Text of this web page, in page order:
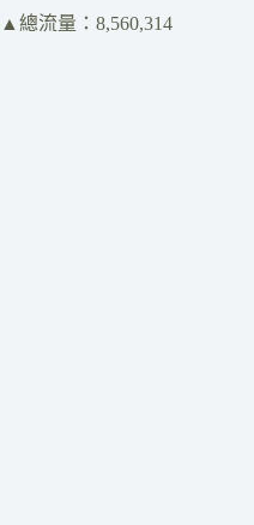
▲總流量：8,560,314